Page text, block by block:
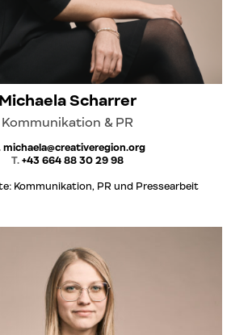
Michaela Scharrer
Kommunikation & PR
michaela@creativeregion.org
T. +43 664 88 30 29 98
Kommunikation, PR und Pressearbeit